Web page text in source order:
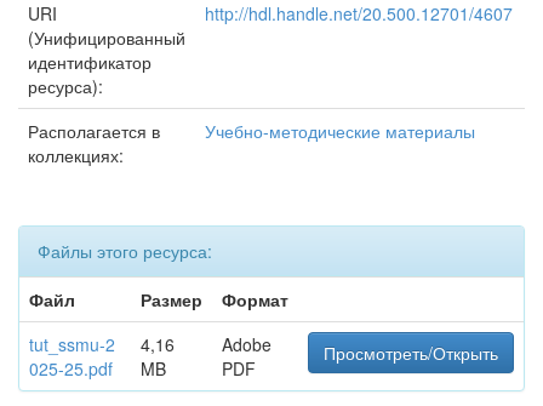
URI
(Унифицированный
идентификатор
ресурса):
http://hdl.handle.net/20.500.12701/4607
Располагается в
коллекциях:
Учебно-методические материалы
Файлы этого ресурса:
Файл
Размер
Формат
tut_ssmu-2
025-25.pdf
4,16
MB
Adobe
PDF
Просмотреть/Открыть